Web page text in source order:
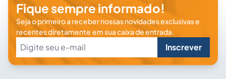
Fique sempre informado!
Seja o primeiro a receber nossas novidades exclusivas e
recentes diretamente em sua caixa de entrada.
Inscrever